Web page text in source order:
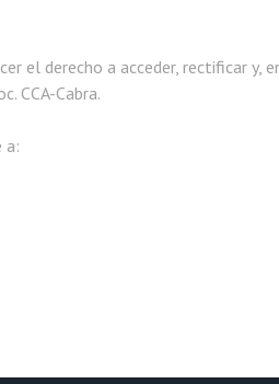
el derecho a acceder, rectificar y,
CCA-Cabra.
a: